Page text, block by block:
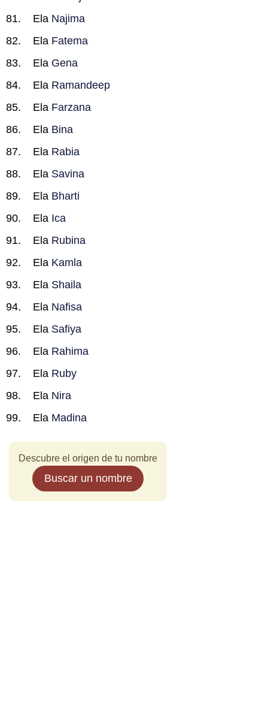
Ela Najima
Ela Fatema
Ela Gena
Ela Ramandeep
Ela Farzana
Ela Bina
Ela Rabia
Ela Savina
Ela Bharti
Ela Ica
Ela Rubina
Ela Kamla
Ela Shaila
Ela Nafisa
Ela Safiya
Ela Rahima
Ela Ruby
Ela Nira
Ela Madina
Descubre el origen de tu nombre
Buscar un nombre